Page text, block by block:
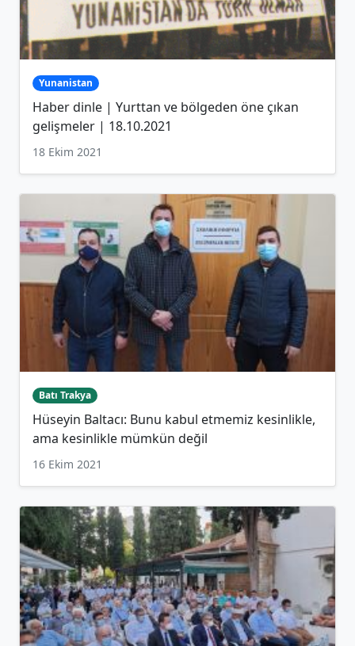
Yunanistan
Haber dinle | Yurttan ve bölgeden öne çıkan
gelişmeler | 18.10.2021
18 Ekim 2021
Batı Trakya
Hüseyin Baltacı: Bunu kabul etmemiz kesinlikle,
ama kesinlikle mümkün değil
16 Ekim 2021